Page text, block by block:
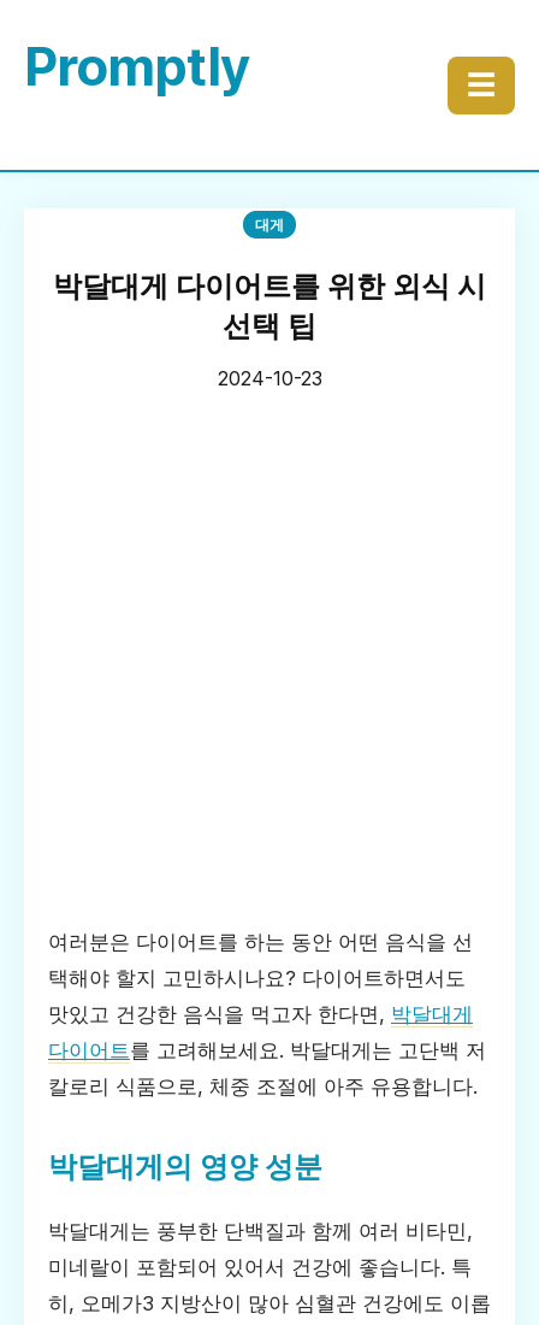
Promptly ☰
대게
박달대게 다이어트를 위한 외식 시
선택 팁
2024-10-23
여러분은 다이어트를 하는 동안 어떤 음식을 선
택해야 할지 고민하시나요? 다이어트하면서도
맛있고 건강한 음식을 먹고자 한다면, 박달대게
다이어트를 고려해보세요. 박달대게는 고단백 저
칼로리 식품으로, 체중 조절에 아주 유용합니다.
박달대게의 영양 성분
박달대게는 풍부한 단백질과 함께 여러 비타민,
미네랄이 포함되어 있어서 건강에 좋습니다. 특
히, 오메가3 지방산이 많아 심혈관 건강에도 이롭